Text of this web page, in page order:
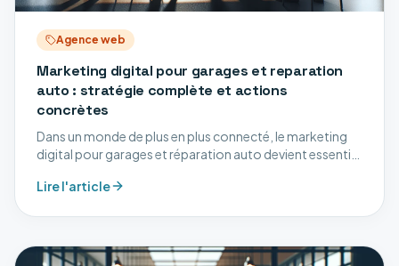
Agence web
Marketing digital pour garages et reparation
auto : stratégie complète et actions
concrètes
Dans un monde de plus en plus connecté, le marketing
digital pour garages et réparation auto devient essentiel
accrue, les garages doivent s
Lire l'article